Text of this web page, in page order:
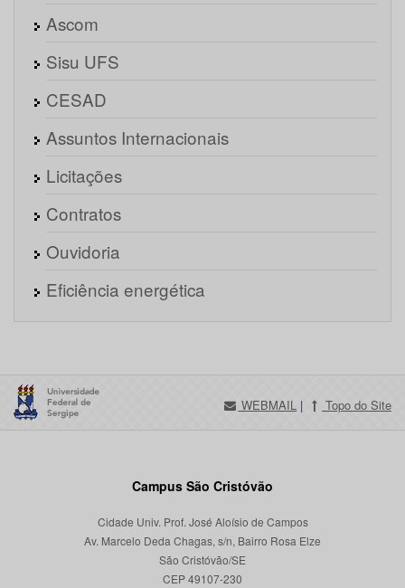
Ascom
Sisu UFS
CESAD
Assuntos Internacionais
Licitações
Contratos
Ouvidoria
Eficiência energética
WEBMAIL | Topo do Site
Campus São Cristóvão
Cidade Univ. Prof. José Aloísio de Campos
Av. Marcelo Deda Chagas, s/n, Bairro Rosa Elze
São Cristóvão/SE
CEP 49107-230